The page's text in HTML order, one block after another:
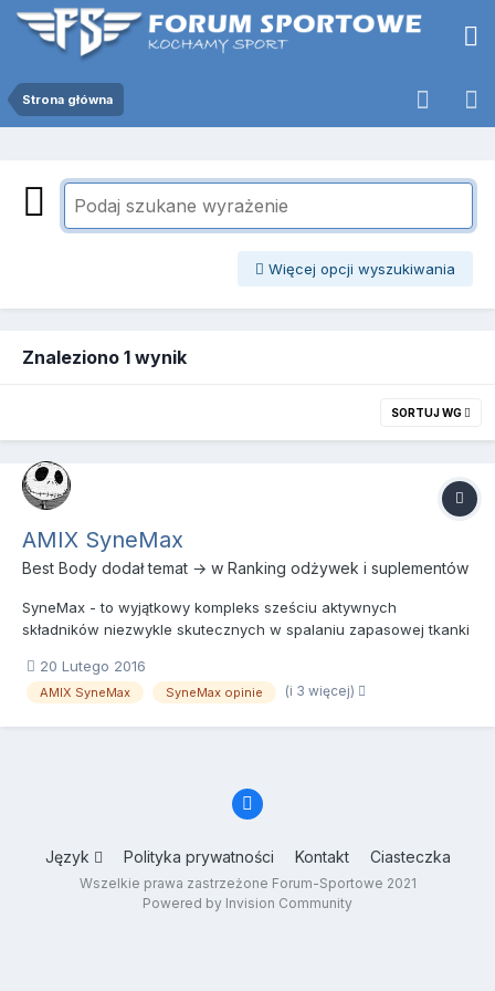
Strona główna
Więcej opcji wyszukiwania
Znaleziono 1 wynik
SORTUJ WG
AMIX SyneMax
Best Body dodał temat → w Ranking odżywek i suplementów
SyneMax - to wyjątkowy kompleks sześciu aktywnych
składników niezwykle skutecznych w spalaniu zapasowej tkanki
oraz nie podnosząc ciśnienia krwi. Wspomaga redukcję masy
ciała Przyspiesza tempo przemiany materii Skutecznie kontroluje
20 Lutego 2016
AMIX SyneMax SyneMax opinie (i 3 więcej)
Język Polityka prywatności Kontakt Ciasteczka
Wszelkie prawa zastrzeżone Forum-Sportowe 2021
Powered by Invision Community